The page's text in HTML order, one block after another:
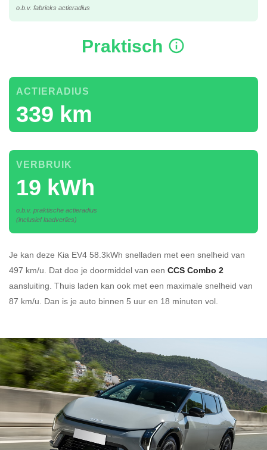
o.b.v. fabrieks actieradius
Praktisch
339 km
ACTIERADIUS
19 kWh
VERBRUIK
o.b.v. praktische actieradius
(inclusief laadverlies)
Je kan deze Kia EV4 58.3kWh snelladen met een snelheid van
497 km/u. Dat doe je doormiddel van een CCS Combo 2
aansluiting. Thuis laden kan ook met een maximale snelheid van
87 km/u. Dan is je auto binnen 5 uur en 18 minuten vol.